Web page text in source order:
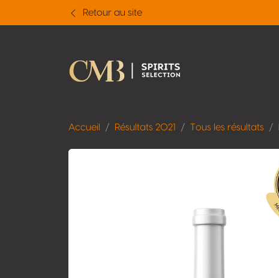
Retour au site
Accueil Résultats 2021 Tous les résultats